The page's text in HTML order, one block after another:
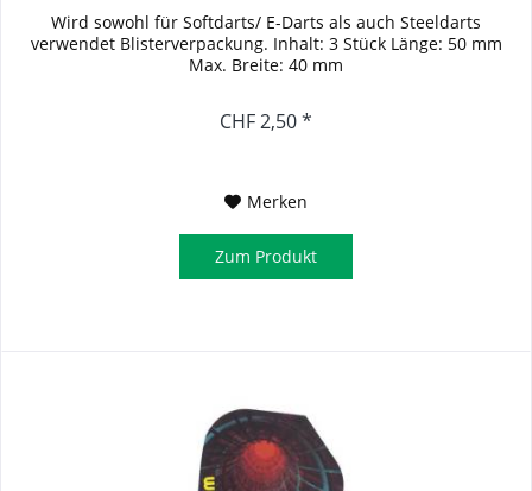
Wird sowohl für Softdarts/ E-Darts als auch Steeldarts
verwendet Blisterverpackung. Inhalt: 3 Stück Länge: 50 mm
Max. Breite: 40 mm
CHF 2,50 *
Merken
Zum Produkt